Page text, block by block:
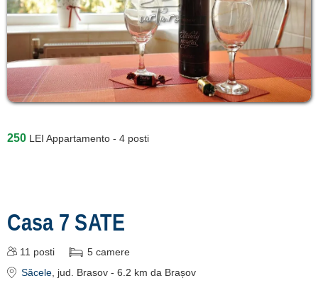
250 LEI Appartamento - 4 posti
Casa 7 SATE
11 posti 5 camere
Săcele , jud. Brasov - 6.2 km da Brașov